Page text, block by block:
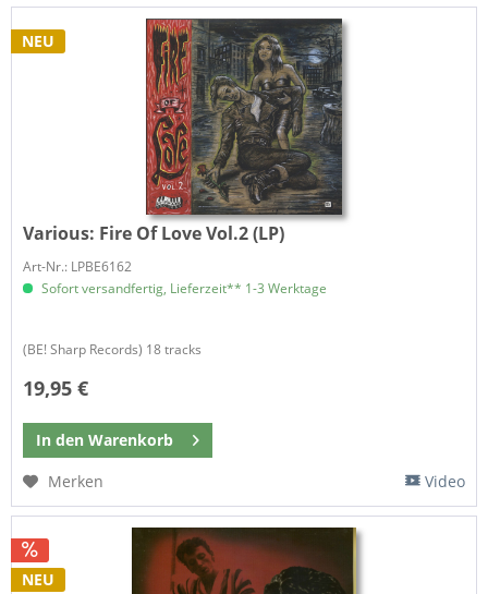
NEU
Various: Fire Of Love Vol.2 (LP)
Art-Nr.: LPBE6162
Sofort versandfertig, Lieferzeit** 1-3 Werktage
(BE! Sharp Records) 18 tracks
19,95 €
In den Warenkorb
Merken
Video
NEU